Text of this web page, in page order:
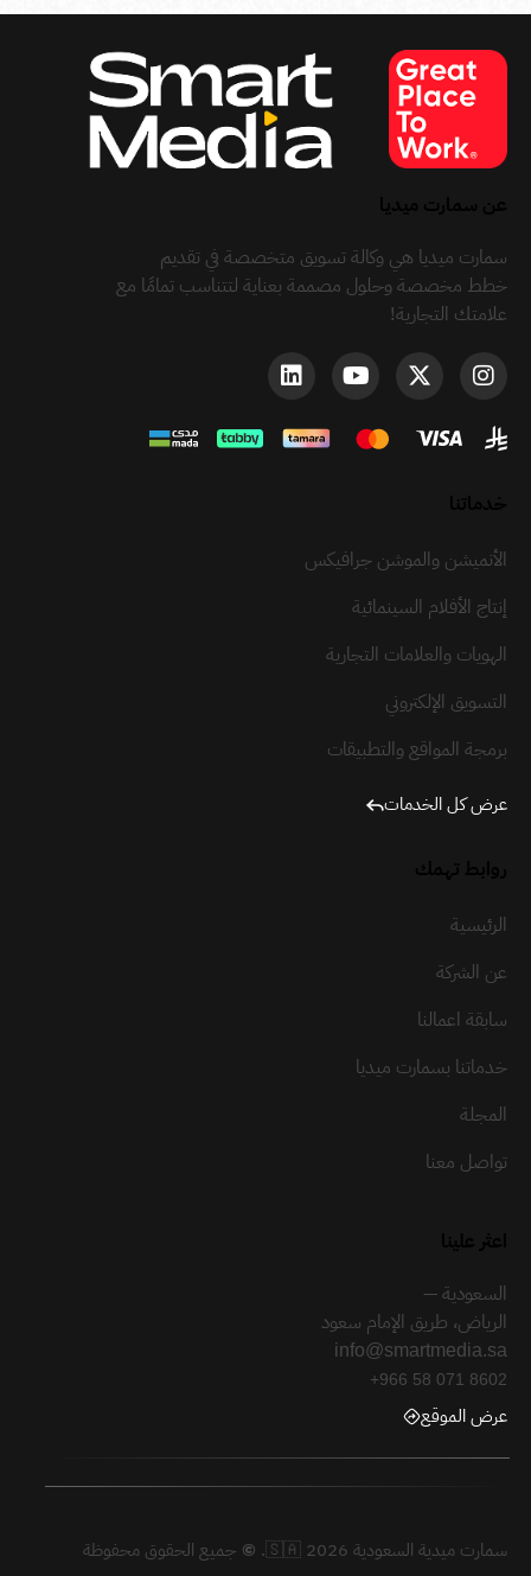
سمارت ميديا هي وكالة تسويق متخصصة في تقديم
خطط مخصصة وحلول مصممة بعناية لتتناسب تمامًا مع
علامتك التجارية!
الأنميشن والموشن جرافيكس
إنتاج الأفلام السينمائية
الهويات والعلامات التجارية
التسويق الإلكتروني
برمجة المواقع والتطبيقات
عرض كل الخدمات
الرئيسية
عن الشركة
سابقة اعمالنا
خدماتنا بسمارت ميديا
المجلة
تواصل معنا
السعودية —
الرياض، طريق الإمام سعود
info@smartmedia.sa
+966 58 071 8602
عرض الموقع
سمارت ميدية السعودية 🇸🇦 2026. © جميع الحقوق محفوظة